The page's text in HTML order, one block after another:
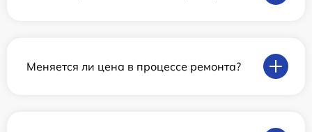
Меняется ли цена в процессе ремонта?